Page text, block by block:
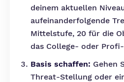
deinem aktuellen
aufeinanderfolgende
Mittelstufe, 20 für die
das College- oder
Basis schaffen: Gehen
Threat-Stellung oder